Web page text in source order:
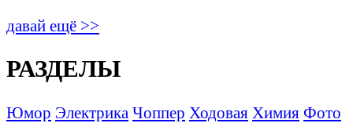
давай ещё >>
РАЗДЕЛЫ
Юмор Электрика Чоппер Ходовая Химия Фото